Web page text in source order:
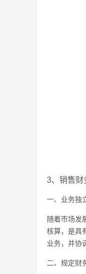
3、销售财
一、业务独
随着市场发
核算，是具
业务，并协
二、规定财